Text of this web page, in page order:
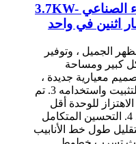
مصنعون ضاغط الهواء الصناعي 3.7KW-
الجميل ، وتوفير
كبير ومساحة
بنية تصميم معيارية جديدة ،
تخطيط مضغوط ، جاهز للتثبيت واستخدامه 3. تم
للوحدة أقل
بكثير من المعايير الدولية. 4. التحسين المتكامل
طول خط الأنابيب